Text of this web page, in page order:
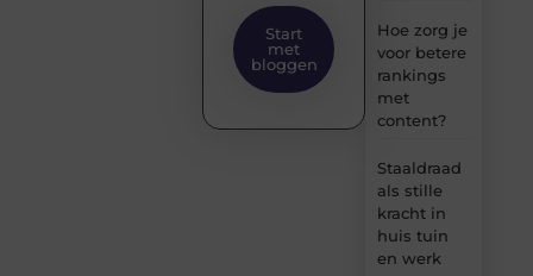
Hoe zorg je
voor betere
rankings
met
content?
Staaldraad
als stille
kracht in
huis tuin
en werk
Start
met
bloggen